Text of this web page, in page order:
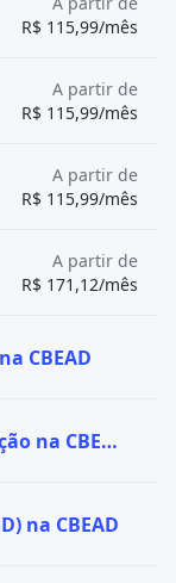
R$ 115,99/mês
A partir de
R$ 115,99/mês
A partir de
R$ 115,99/mês
A partir de
R$ 171,12/mês
CBEAD
Ver todas as vagas de Pós-graduação na CBEAD
na CBEAD